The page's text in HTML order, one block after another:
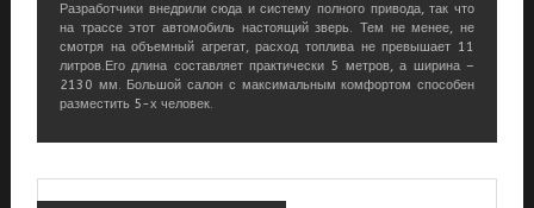
Разработчики внедрили сюда и систему полного привода, так что
на трассе этот автомобиль настоящий зверь. Тем не менее, не
смотря на объемный агрегат, расход топлива не превышает 11
литров.Его длина составляет практически 5 метров, а ширина –
2130 мм. Большой салон с максимальным комфортом способен
разместить 5-х человек.